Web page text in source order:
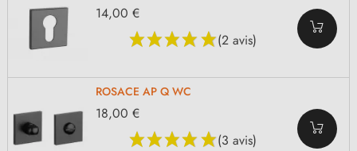
(2 avis)
14,00 €
ROSACE AP Q WC
(3 avis)
18,00 €